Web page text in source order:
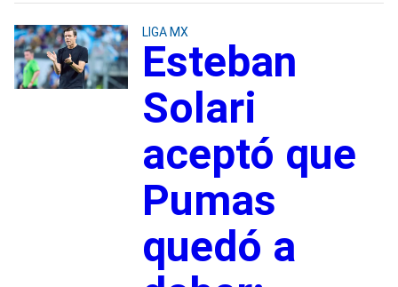
LIGA MX
Esteban
Solari
aceptó que
Pumas
quedó a